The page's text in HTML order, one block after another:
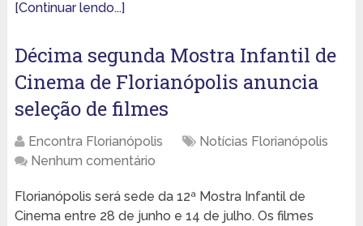
[Continuar lendo...]
Décima segunda Mostra Infantil de
Cinema de Florianópolis anuncia
seleção de filmes
Encontra Florianópolis
Notícias Florianópolis
Nenhum comentário
Florianópolis será sede da 12ª Mostra Infantil de
Cinema entre 28 de junho e 14 de julho. Os filmes